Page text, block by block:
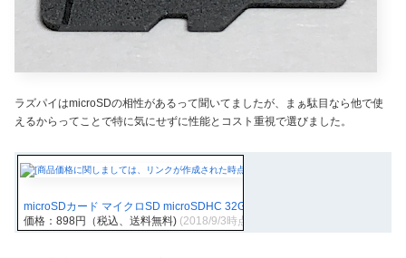
ラズパイはmicroSDの相性があるって聞いてましたが、まぁ駄目なら他で使
えるからってことで特に気にせずに性能とコスト重視で選びました。
microSDカード マイクロSD microSDHC 32GB SPD 【国内5年保証】超高速
価格：898円（税込、送料無料) (2018/9/3時点)